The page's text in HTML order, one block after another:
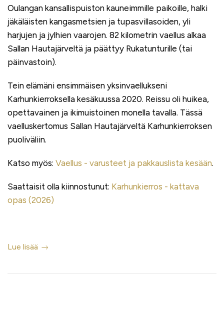
Oulangan kansallispuiston kauneimmille paikoille, halki
jäkäläisten kangasmetsien ja tupasvillasoiden, yli
harjujen ja jylhien vaarojen. 82 kilometrin vaellus alkaa
Sallan Hautajärveltä ja päättyy Rukatunturille (tai
päinvastoin).
Tein elämäni ensimmäisen yksinvaellukseni
Karhunkierroksella kesäkuussa 2020. Reissu oli huikea,
opettavainen ja ikimuistoinen monella tavalla. Tässä
vaelluskertomus Sallan Hautajärveltä Karhunkierroksen
puoliväliin.
Katso myös: Vaellus - varusteet ja pakkauslista kesään.
Saattaisit olla kiinnostunut: Karhunkierros - kattava
opas (2026)
Lue lisää